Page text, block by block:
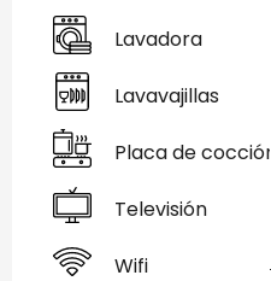
Lavadora
Lavavajillas
Placa de cocción
Televisión
Wifi